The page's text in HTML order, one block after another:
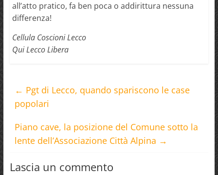
all’atto pratico, fa ben poca o addirittura nessuna
differenza!
Cellula Coscioni Lecco
Qui Lecco Libera
← Pgt di Lecco, quando spariscono le case
popolari
Piano cave, la posizione del Comune sotto la
lente dell’Associazione Città Alpina →
Lascia un commento